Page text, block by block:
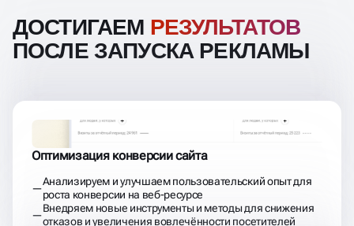
ДОСТИГАЕМ РЕЗУЛЬТАТОВ
ПОСЛЕ ЗАПУСКА РЕКЛАМЫ
Оптимизация конверсии сайта
Анализируем и улучшаем пользовательский опыт для
роста конверсии на веб-ресурсе
Внедряем новые инструменты и методы для снижения
отказов и увеличения вовлечённости посетителей